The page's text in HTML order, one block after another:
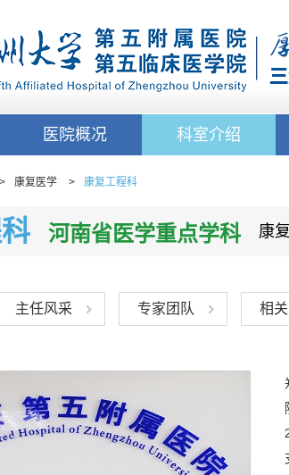
医院概况 科室介绍
> 康复医学 > 康复工程科
河南省医学重点学科 康
主任风采 专家团队 相